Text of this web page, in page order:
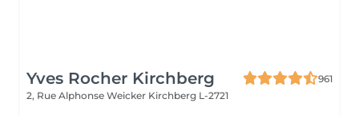
Yves Rocher Kirchberg
961
2, Rue Alphonse Weicker Kirchberg L-2721